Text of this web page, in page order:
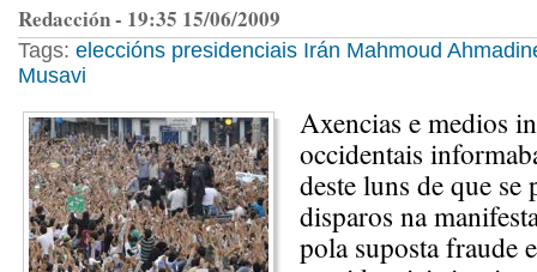
Redacción - 19:35 15/06/2009
Tags: eleccións presidenciais Irán Mahmoud
Musavi
Axencias e medios
occidentais
deste luns de que
disparos na
pola suposta fraude